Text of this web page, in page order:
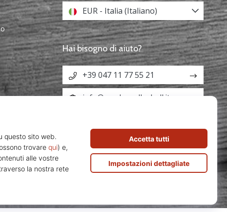
EUR - Italia (Italiano)
Hai bisogno di aiuto?
+39 047 11 77 55 21
info@weplayvolleyball.it